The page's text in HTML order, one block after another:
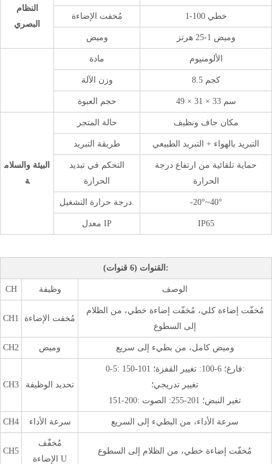
النظام
البصري
مُخفت الإضاءة 1-100 خطي
وميض وميض 1-25 هرتز
مادة الألومنيوم
وزن الآلة 8.5 كجم
حجم العبوة 49 × 31 × 33 سم
البيئة والسلام
ة
حالة المتجر مكان جاف ونظيف
طريقة التبريد التبريد بالهواء + التبريد الطبيعي
التحكم في تبديد
الحرارة
حماية تلقائية من ارتفاع درجة
الحرارة
-20°~40°
معدل IP IP65
القنوات (6 قنوات):
CH وظيفة الوصف
CH1 مُخفت الإضاءة
مُخفّت إضاءة كلي، مُخفّت إضاءة خطي، من الظلام
إلى السطوع
CH2 وميض وميض كامل، من بطيء إلى سريع
CH3 تحديد الوظيفة
0-5: فارغ؛ 6-100: تغيير القفزة؛ 101-150:
تغيير تدريجي؛
151-200: تغير النبض؛ 201-255: الصوت
CH4 سرعة الأداء سرعة الأداء، من البطيء إلى السريع
CH5
مُخفّف
الإضاءة U
مُخفّت إضاءة خطي، من الظلام إلى السطوع